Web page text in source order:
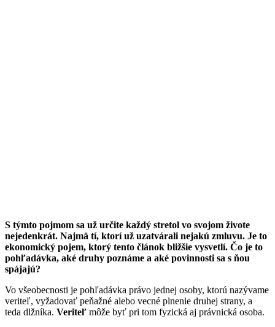
S týmto pojmom sa už určite každý stretol vo svojom živote
nejedenkrát. Najmä tí, ktorí už uzatvárali nejakú zmluvu. Je to
ekonomický pojem, ktorý tento článok bližšie vysvetlí. Čo je to
pohľadávka, aké druhy poznáme a aké povinnosti sa s ňou
spájajú?
Vo všeobecnosti je pohľadávka právo jednej osoby, ktorú nazývame
veriteľ, vyžadovať peňažné alebo vecné plnenie druhej strany, a
teda dlžníka. Veriteľ môže byť pri tom fyzická aj právnická osoba.